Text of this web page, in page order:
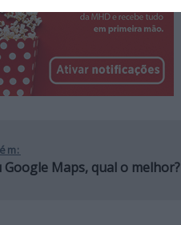
Google Maps, qual o melhor?